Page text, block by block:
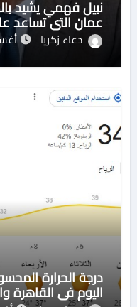
نبيل فهمي يشيد
عمان التي تساعد
دعاء زكريا
درجة الحرارة
اليوم في القاهرة